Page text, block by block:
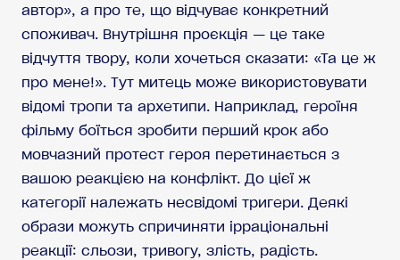
автор», а про те, що відчуває конкретний
споживач. Внутрішня проєкція — це таке
відчуття твору, коли хочеться сказати: «Та це ж
про мене!». Тут митець може використовувати
відомі тропи та архетипи. Наприклад, героїня
фільму боїться зробити перший крок або
мовчазний протест героя перетинається з
вашою реакцією на конфлікт. До цієї ж
категорії належать несвідомі тригери. Деякі
образи можуть спричиняти ірраціональні
реакції: сльози, тривогу, злість, радість.